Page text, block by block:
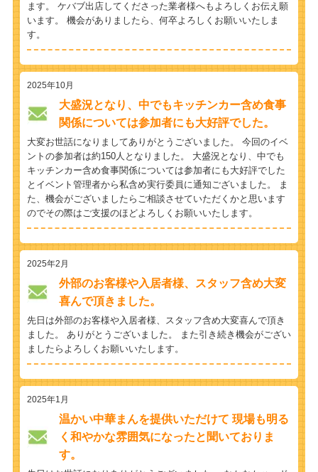
ます。 ケバブ出店してくださった業者様へもよろしくお伝え願
います。 機会がありましたら、何卒よろしくお願いいたしま
す。
2025年10月
大盛況となり、中でもキッチンカー含め食事
関係については参加者にも大好評でした。
大変お世話になりましてありがとうございました。 今回のイベ
ントの参加者は約150人となりました。 大盛況となり、中でも
キッチンカー含め食事関係については参加者にも大好評でした
とイベント管理者から私含め実行委員に通知ございました。 ま
た、機会がございましたらご相談させていただくかと思います
のでその際はご支援のほどよろしくお願いいたします。
2025年2月
外部のお客様や入居者様、スタッフ含め大変
喜んで頂きました。
先日は外部のお客様や入居者様、スタッフ含め大変喜んで頂き
ました。 ありがとうございました。 また引き続き機会がござい
ましたらよろしくお願いいたします。
2025年1月
温かい中華まんを提供いただけて 現場も明る
く和やかな雰囲気になったと聞いておりま
す。